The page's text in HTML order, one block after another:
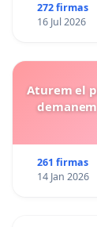
272 firmas
16 Jul 2026
Aturem el
261 firmas
14 Jan 2026